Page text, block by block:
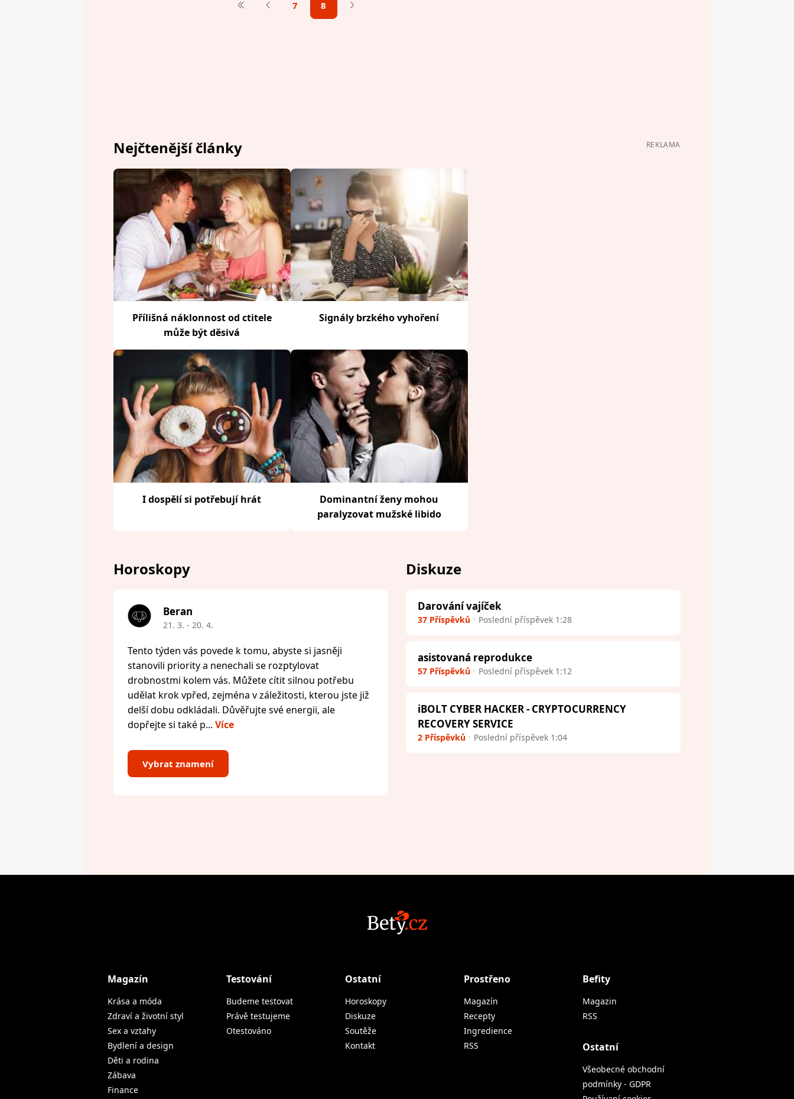
7 8
Nejčtenější články
Přílišná náklonnost od ctitele
může být děsivá
Signály brzkého vyhoření
I dospělí si potřebují hrát
Dominantní ženy mohou
paralyzovat mužské libido
REKLAMA
Horoskopy
Beran
21. 3. - 20. 4.
Tento týden vás povede k tomu, abyste si jasněji
stanovili priority a nenechali se rozptylovat
drobnostmi kolem vás. Můžete cítit silnou potřebu
udělat krok vpřed, zejména v záležitosti, kterou jste již
delší dobu odkládali. Důvěřujte své energii, ale
dopřejte si také p... Více
Vybrat znamení
Diskuze
Darování vajíček
37 Příspěvků Poslední příspěvek 1:28
asistovaná reprodukce
57 Příspěvků Poslední příspěvek 1:12
iBOLT CYBER HACKER - CRYPTOCURRENCY
RECOVERY SERVICE
2 Příspěvků Poslední příspěvek 1:04
Magazín
Krása a móda
Zdraví a životní styl
Sex a vztahy
Bydlení a design
Děti a rodina
Zábava
Finance
Testování
Budeme testovat
Právě testujeme
Otestováno
Ostatní
Horoskopy
Diskuze
Soutěže
Kontakt
Prostřeno
Magazín
Recepty
Ingredience
RSS
Befity
Magazin
RSS
Ostatní
Všeobecné obchodní
podmínky - GDPR